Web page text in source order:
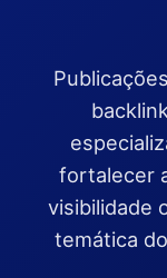
fortalecer
visibilidade
temática